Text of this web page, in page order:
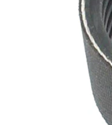
SVHC
Materiál
řemene